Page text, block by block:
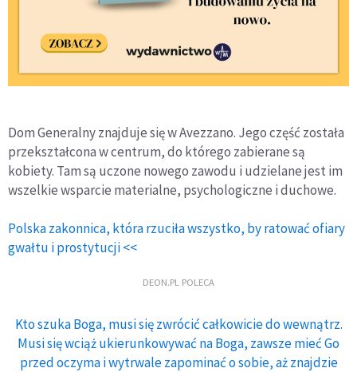
Dom Generalny znajduje się w Avezzano. Jego część została
przekształcona w centrum, do którego zabierane są
kobiety. Tam są uczone nowego zawodu i udzielane jest im
wszelkie wsparcie materialne, psychologiczne i duchowe.
Polska zakonnica, która rzuciła wszystko, by ratować ofiary
gwałtu i prostytucji <<
DEON.PL POLECA
Kto szuka Boga, musi się zwrócić całkowicie do wewnątrz.
Musi się wciąż ukierunkowywać na Boga, zawsze mieć Go
przed oczyma i wytrwale zapominać o sobie, aż znajdzie